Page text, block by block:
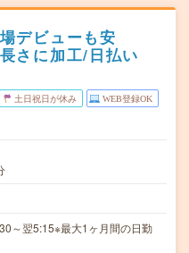
デビューも安
さに加工/日払い
土日祝日が休み WEB登録OK
～翌5:15※最大1ヶ月間の日勤